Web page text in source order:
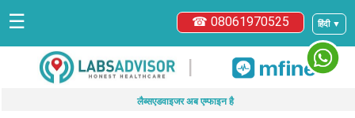
हिंदी ▼
☎ 08061970525
☰
|
लैब्सएडवाइजर अब एम्फाइन है